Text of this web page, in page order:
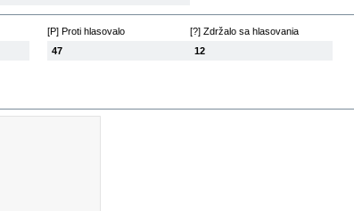
[P] Proti hlasovalo
47
[?] Zdržalo sa hlasovania
12